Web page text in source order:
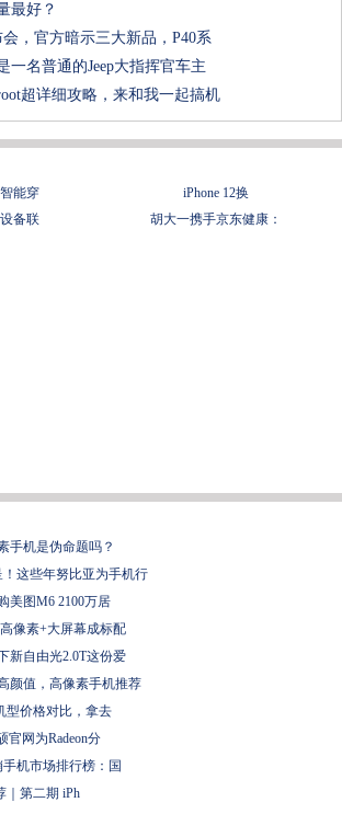
最好？
，官方暗示三大新品，P40系
一名普通的Jeep大指挥官车主
超详细攻略，来和我一起搞机
能穿
iPhone 12换
备联
胡大一携手京东健康：
手机是伪命题吗？
这些年努比亚为手机行
美图M6 2100万居
像素+大屏幕成标配
新自由光2.0T这份爱
颜值，高像素手机推荐
型价格对比，拿去
官网为Radeon分
机市场排行榜：国
｜第二期 iPh